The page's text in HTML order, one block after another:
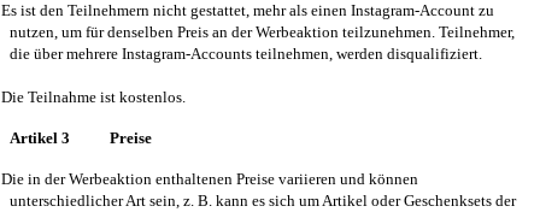
Es ist den Teilnehmern nicht gestattet, mehr als einen Instagram-Account zu
nutzen, um für denselben Preis an der Werbeaktion teilzunehmen. Teilnehmer,
die über mehrere Instagram-Accounts teilnehmen, werden disqualifiziert.
Die Teilnahme ist kostenlos.
Artikel 3 Preise
Die in der Werbeaktion enthaltenen Preise variieren und können
unterschiedlicher Art sein, z. B. kann es sich um Artikel oder Geschenksets der